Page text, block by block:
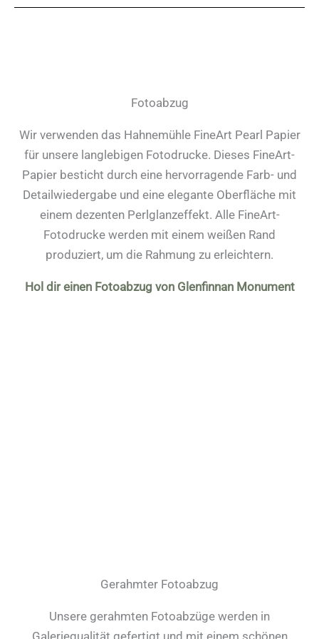
Fotoabzug
Wir verwenden das Hahnemühle FineArt Pearl Papier
für unsere langlebigen Fotodrucke. Dieses FineArt-
Papier besticht durch eine hervorragende Farb- und
Detailwiedergabe und eine elegante Oberfläche mit
einem dezenten Perlglanzeffekt. Alle FineArt-
Fotodrucke werden mit einem weißen Rand
produziert, um die Rahmung zu erleichtern.
Hol dir einen Fotoabzug von Glenfinnan Monument
Gerahmter Fotoabzug
Unsere gerahmten Fotoabzüge werden in
Galeriequalität gefertigt und mit einem schönen